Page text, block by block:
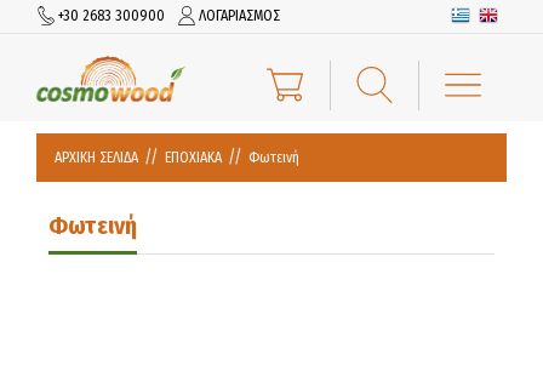
+30 2683 300900 ΛΟΓΑΡΙΑΣΜΟΣ
ΑΡΧΙΚΗ ΣΕΛΙΔΑ ΕΠΟΧΙΑΚΑ Φωτεινή
Φωτεινή